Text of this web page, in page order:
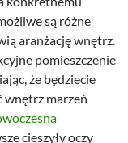
są różne
aranżację wnętrz.
pomieszczenie
że będziecie
wnętrz marzeń
cieszyły oczy